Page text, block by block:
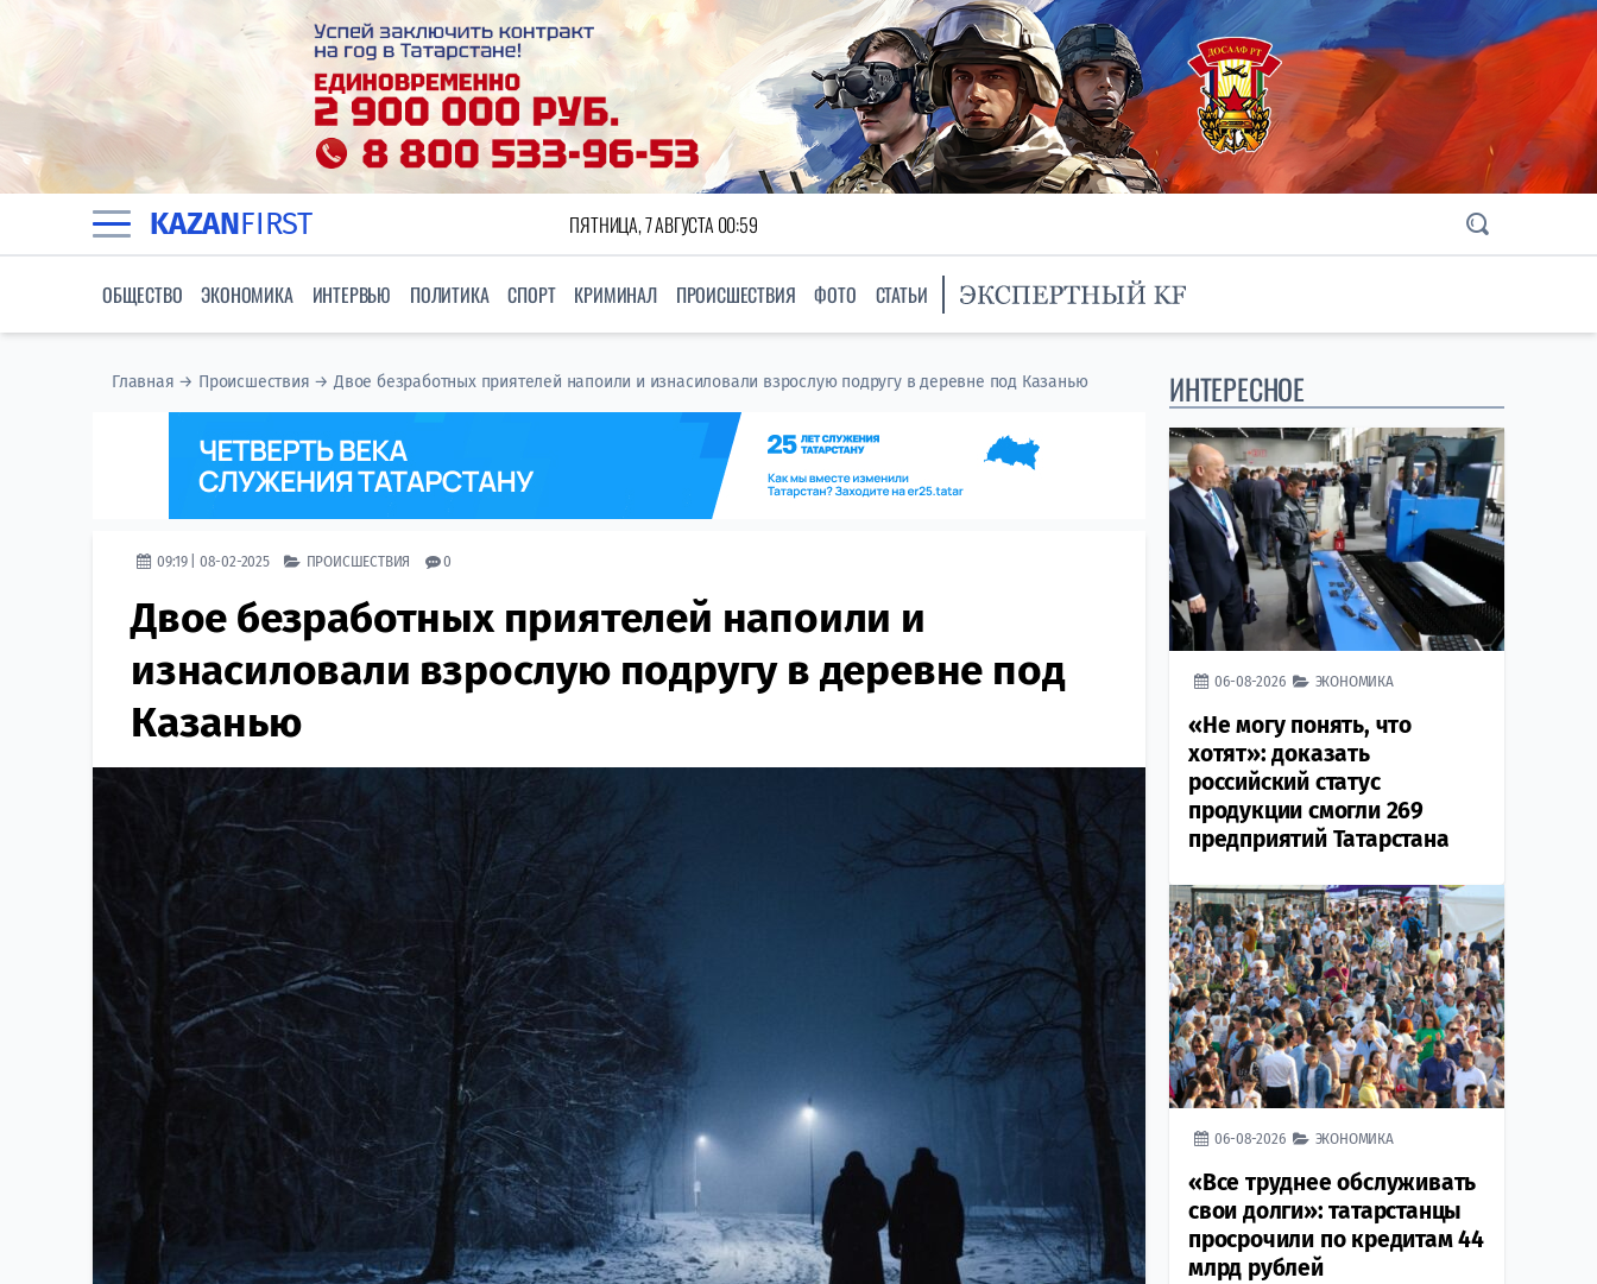
KAZANFIRST ПЯТНИЦА, 7 АВГУСТА 00:59
ОБЩЕСТВО ЭКОНОМИКА ИНТЕРВЬЮ ПОЛИТИКА СПОРТ КРИМИНАЛ ПРОИСШЕСТВИЯ ФОТО СТАТЬИ
Главная → Происшествия →Двое безработных приятелей напоили и изнасиловали взрослую подругу в деревне под Казанью
09:19 | 08-02-2025 ПРОИСШЕСТВИЯ 0
Двое безработных приятелей напоили и
изнасиловали взрослую подругу в деревне под
Казанью
ИНТЕРЕСНОЕ
06-08-2026 ЭКОНОМИКА
«Не могу понять, что
хотят»: доказать
российский статус
продукции смогли 269
предприятий Татарстана
06-08-2026 ЭКОНОМИКА
«Все труднее обслуживать
свои долги»: татарстанцы
просрочили по кредитам 44
млрд рублей